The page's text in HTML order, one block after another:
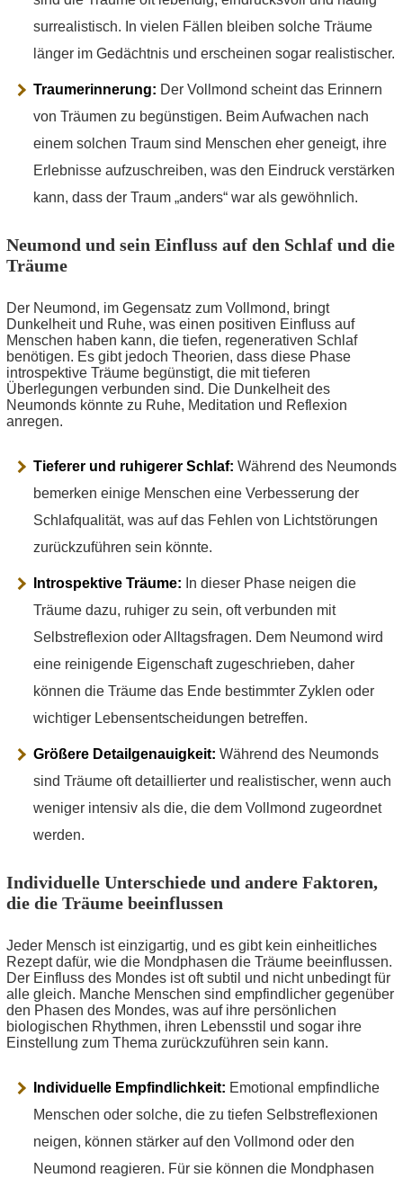
surrealistisch. In vielen Fällen bleiben solche Träume
länger im Gedächtnis und erscheinen sogar realistischer.
Traumerinnerung: Der Vollmond scheint das Erinnern
von Träumen zu begünstigen. Beim Aufwachen nach
einem solchen Traum sind Menschen eher geneigt, ihre
Erlebnisse aufzuschreiben, was den Eindruck verstärken
kann, dass der Traum „anders“ war als gewöhnlich.
Neumond und sein Einfluss auf den Schlaf und die
Träume
Der Neumond, im Gegensatz zum Vollmond, bringt
Dunkelheit und Ruhe, was einen positiven Einfluss auf
Menschen haben kann, die tiefen, regenerativen Schlaf
benötigen. Es gibt jedoch Theorien, dass diese Phase
introspektive Träume begünstigt, die mit tieferen
Überlegungen verbunden sind. Die Dunkelheit des
Neumonds könnte zu Ruhe, Meditation und Reflexion
anregen.
Tieferer und ruhigerer Schlaf: Während des Neumonds
bemerken einige Menschen eine Verbesserung der
Schlafqualität, was auf das Fehlen von Lichtstörungen
zurückzuführen sein könnte.
Introspektive Träume: In dieser Phase neigen die
Träume dazu, ruhiger zu sein, oft verbunden mit
Selbstreflexion oder Alltagsfragen. Dem Neumond wird
eine reinigende Eigenschaft zugeschrieben, daher
können die Träume das Ende bestimmter Zyklen oder
wichtiger Lebensentscheidungen betreffen.
Größere Detailgenauigkeit: Während des Neumonds
sind Träume oft detaillierter und realistischer, wenn auch
weniger intensiv als die, die dem Vollmond zugeordnet
werden.
Individuelle Unterschiede und andere Faktoren,
die die Träume beeinflussen
Jeder Mensch ist einzigartig, und es gibt kein einheitliches
Rezept dafür, wie die Mondphasen die Träume beeinflussen.
Der Einfluss des Mondes ist oft subtil und nicht unbedingt für
alle gleich. Manche Menschen sind empfindlicher gegenüber
den Phasen des Mondes, was auf ihre persönlichen
biologischen Rhythmen, ihren Lebensstil und sogar ihre
Einstellung zum Thema zurückzuführen sein kann.
Individuelle Empfindlichkeit: Emotional empfindliche
Menschen oder solche, die zu tiefen Selbstreflexionen
neigen, können stärker auf den Vollmond oder den
Neumond reagieren. Für sie können die Mondphasen